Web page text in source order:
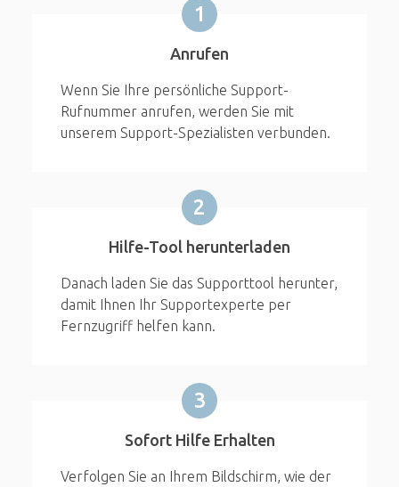
1
Anrufen
Wenn Sie Ihre persönliche Support-
Rufnummer anrufen, werden Sie mit
unserem Support-Spezialisten verbunden.
2
Hilfe-Tool herunterladen
Danach laden Sie das Supporttool herunter,
damit Ihnen Ihr Supportexperte per
Fernzugriff helfen kann.
3
Sofort Hilfe Erhalten
Verfolgen Sie an Ihrem Bildschirm, wie der